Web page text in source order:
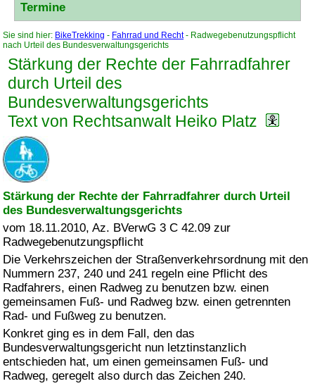
Termine
Sie sind hier: BikeTrekking - Fahrrad und Recht- Radwegebenutzungspflicht
nach Urteil des Bundesverwaltungsgerichts
Stärkung der Rechte der Fahrradfahrer
durch Urteil des
Bundesverwaltungsgerichts
Text von Rechtsanwalt Heiko Platz
Stärkung der Rechte der Fahrradfahrer durch Urteil
des Bundesverwaltungsgerichts
vom 18.11.2010, Az. BVerwG 3 C 42.09 zur
Radwegebenutzungspflicht
Die Verkehrszeichen der Straßenverkehrsordnung mit den
Nummern 237, 240 und 241 regeln eine Pflicht des
Radfahrers, einen Radweg zu benutzen bzw. einen
gemeinsamen Fuß- und Radweg bzw. einen getrennten
Rad- und Fußweg zu benutzen.
Konkret ging es in dem Fall, den das
Bundesverwaltungsgericht nun letztinstanzlich
entschieden hat, um einen gemeinsamen Fuß- und
Radweg, geregelt also durch das Zeichen 240.